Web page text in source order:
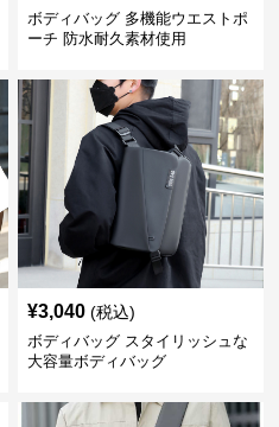
ボディバッグ 多機能ウエストポ
ーチ 防水耐久素材使用
¥3,040 (税込)
ボディバッグ スタイリッシュな
大容量ボディバッグ